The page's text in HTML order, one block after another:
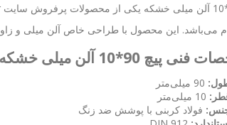
این محصول با طراحی خاص آلن میلی و زاویه 90 درجه، امکان نصب محکم و بدون لغزش را در شرایط مختلف فراهم
پیچ 90*10 آلن میلی خشکه
فولاد کربنی با پوشش ضد زنگ